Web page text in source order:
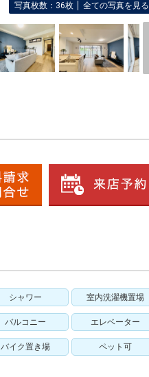
写真枚数：36枚 全ての写真を見る
シャワー 室内洗濯機置場
バルコニー エレベーター
バイク置き場 ペット可